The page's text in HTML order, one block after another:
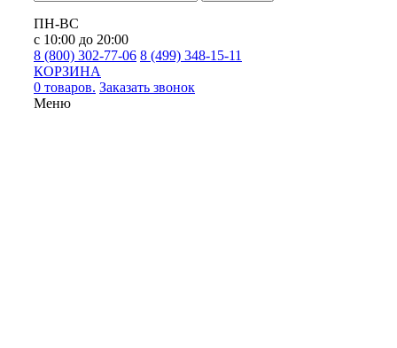
ПН-ВС
с 10:00 до 20:00
8 (800) 302-77-06 8 (499) 348-15-11
КОРЗИНА
0 товаров. Заказать звонок
Меню